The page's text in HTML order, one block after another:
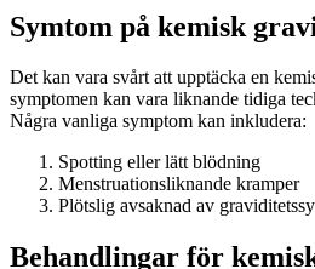
Symtom på kemisk
Det kan vara svårt att upptäcka en
symptomen kan vara liknande tidiga
Några vanliga symptom kan inkludera:
Spotting eller lätt blödning
Menstruationsliknande kramper
Plötslig avsaknad av
Behandlingar för